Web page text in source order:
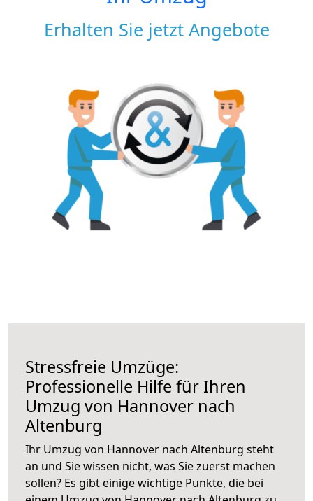
Erhalten Sie jetzt Angebote
Stressfreie Umzüge:
Professionelle Hilfe für Ihren
Umzug von Hannover nach
Altenburg
Ihr Umzug von Hannover nach Altenburg steht
an und Sie wissen nicht, was Sie zuerst machen
sollen? Es gibt einige wichtige Punkte, die bei